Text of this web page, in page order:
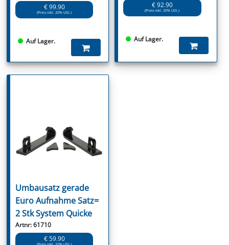
€ 99.90
(Preis inkl. 20% USt.)
Auf Lager.
€ 92.90
(Preis inkl. 20% USt.)
Auf Lager.
Umbausatz gerade
Euro Aufnahme Satz=
2 Stk System Quicke
Artnr: 61710
€ 59.90